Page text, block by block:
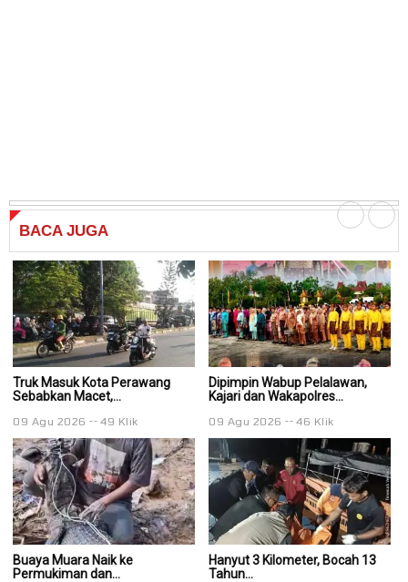
BACA JUGA
Truk Masuk Kota Perawang
Sebabkan Macet,...
09 Agu 2026 49 Klik
Dipimpin Wabup Pelalawan,
Kajari dan Wakapolres...
09 Agu 2026 46 Klik
Buaya Muara Naik ke
Permukiman dan...
Hanyut 3 Kilometer, Bocah 13
Tahun...